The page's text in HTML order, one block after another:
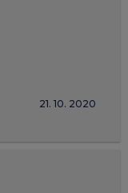
21. 10. 2020